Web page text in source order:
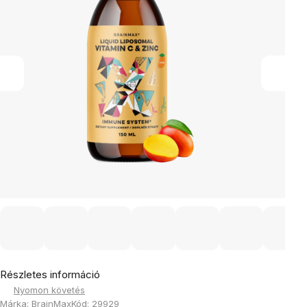
Részletes információ
Nyomon követés
Márka: BrainMaxKód: 29929